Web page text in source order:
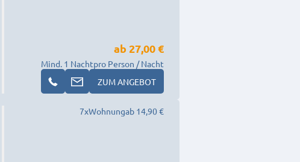
Mind. 1 Nacht
ab 27,00 €
pro Person / Nacht
ZUM ANGEBOT
7xWohnungab 14,90 €